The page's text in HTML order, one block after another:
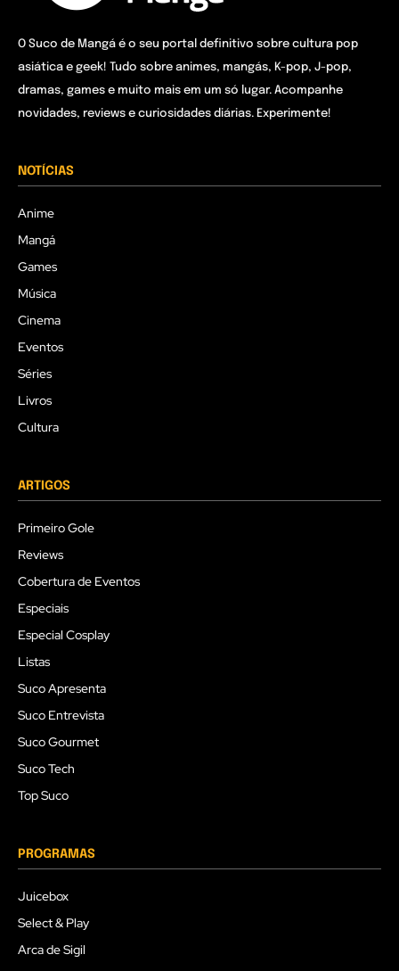
O Suco de Mangá é o seu portal definitivo sobre cultura pop
asiática e geek! Tudo sobre animes, mangás, K-pop, J-pop,
dramas, games e muito mais em um só lugar. Acompanhe
novidades, reviews e curiosidades diárias. Experimente!
NOTÍCIAS
Anime
Mangá
Games
Música
Cinema
Eventos
Séries
Livros
Cultura
ARTIGOS
Primeiro Gole
Reviews
Cobertura de Eventos
Especiais
Especial Cosplay
Listas
Suco Apresenta
Suco Entrevista
Suco Gourmet
Suco Tech
Top Suco
PROGRAMAS
Juicebox
Select & Play
Arca de Sigil